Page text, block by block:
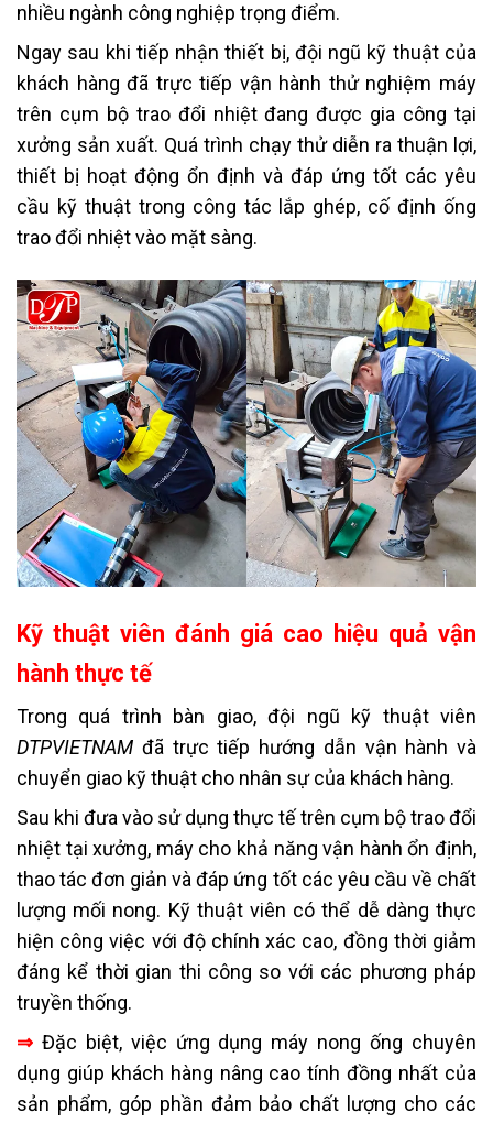
nhiều ngành công nghiệp trọng điểm.
Ngay sau khi tiếp nhận thiết bị, đội ngũ kỹ thuật của
khách hàng đã trực tiếp vận hành thử nghiệm máy
trên cụm bộ trao đổi nhiệt đang được gia công tại
xưởng sản xuất. Quá trình chạy thử diễn ra thuận lợi,
thiết bị hoạt động ổn định và đáp ứng tốt các yêu
cầu kỹ thuật trong công tác lắp ghép, cố định ống
trao đổi nhiệt vào mặt sàng.
Kỹ thuật viên đánh giá cao hiệu quả vận
hành thực tế
Trong quá trình bàn giao, đội ngũ kỹ thuật viên
DTPVIETNAM đã trực tiếp hướng dẫn vận hành và
chuyển giao kỹ thuật cho nhân sự của khách hàng.
Sau khi đưa vào sử dụng thực tế trên cụm bộ trao đổi
nhiệt tại xưởng, máy cho khả năng vận hành ổn định,
thao tác đơn giản và đáp ứng tốt các yêu cầu về chất
lượng mối nong. Kỹ thuật viên có thể dễ dàng thực
hiện công việc với độ chính xác cao, đồng thời giảm
đáng kể thời gian thi công so với các phương pháp
truyền thống.
⇒ Đặc biệt, việc ứng dụng máy nong ống chuyên
dụng giúp khách hàng nâng cao tính đồng nhất của
sản phẩm, góp phần đảm bảo chất lượng cho các